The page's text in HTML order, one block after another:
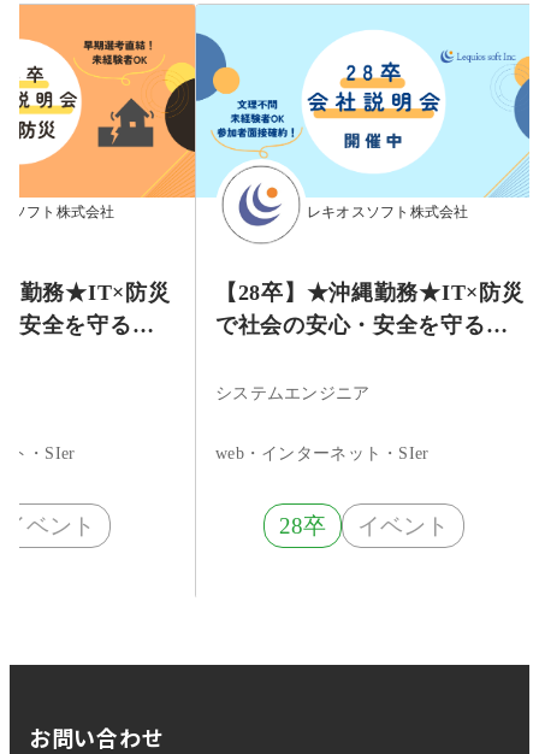
ソフト株式会社
勤務★IT×防災
安全を守るシ
ト・SIer
イベント
レキオスソフト株式会社
【28卒】★沖縄勤務★IT×防災
で社会の安心・安全を守るシ
地確約／年間休日125日）
システムエンジニア
web・インターネット・SIer
28卒 イベント
お問い合わせ